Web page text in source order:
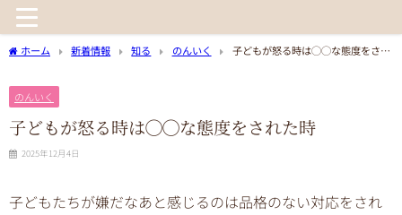
ホーム 新着情報 知る のんいく
子どもが怒る時は◯◯な態度をされ
のんいく
子どもが怒る時は◯◯な態度をされた時
2025年12月4日
子どもたちが嫌だなあと感じるのは品格のない対応をされ